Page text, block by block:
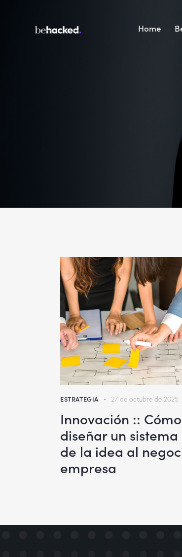
Home
ESTRATEGIA 27 de octubre de 2025
Innovación :: Cómo
diseñar un
de la idea al
empresa